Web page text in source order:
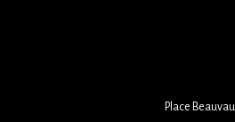
Place Beauvau